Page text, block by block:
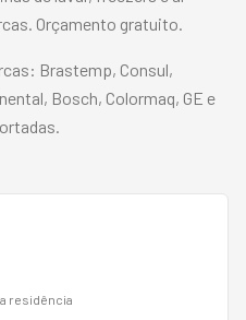
Orçamento gratuito.
Brastemp, Consul,
Bosch, Colormaq, GE e
residência